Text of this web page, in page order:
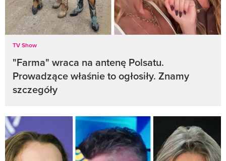
TV Show
"Farma" wraca na antenę Polsatu.
Prowadzące właśnie to ogłosiły. Znamy
szczegóły